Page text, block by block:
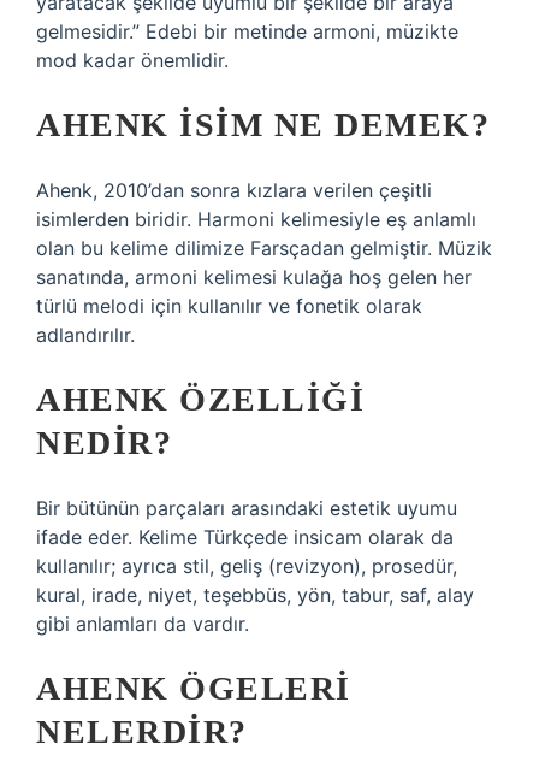
gelmesidir.” Edebi bir metinde armoni, müzikte
mod kadar önemlidir.
AHENK ISIM NE DEMEK?
Ahenk, 2010’dan sonra kızlara verilen çeşitli
isimlerden biridir. Harmoni kelimesiyle eş anlamlı
olan bu kelime dilimize Farsçadan gelmiştir. Müzik
sanatında, armoni kelimesi kulağa hoş gelen her
türlü melodi için kullanılır ve fonetik olarak
adlandırılır.
AHENK ÖZELLIĞI
NEDIR?
Bir bütünün parçaları arasındaki estetik uyumu
ifade eder. Kelime Türkçede insicam olarak da
kullanılır; ayrıca stil, geliş (revizyon), prosedür,
kural, irade, niyet, teşebbüs, yön, tabur, saf, alay
gibi anlamları da vardır.
AHENK ÖGELERI
NELERDIR?